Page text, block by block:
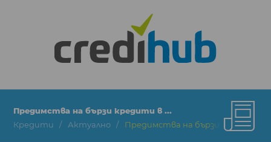
Предимства на бързи кредити в ...
Кредити Актуално Предимства на бързи кредити в